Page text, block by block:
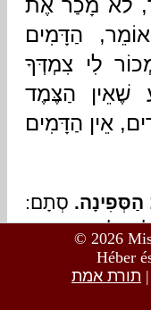
© 2026
Héber
תורת אמת |